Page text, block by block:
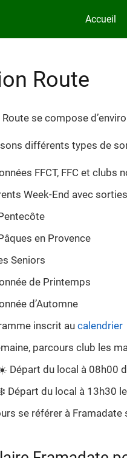
Accueil
Route
se compose
différents types de
FFCT, FFC et clubs
Week-End avec
en Provence
Seniors
de Printemps
d’Automne
inscrit au calendrier
parcours club les
Départ du local à 08h00
Départ du local à 13h30
se référer à Framadate